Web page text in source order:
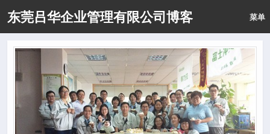
东莞吕华企业管理有限公司博客 菜单